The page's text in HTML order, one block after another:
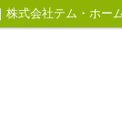
株式会社テム・ホー